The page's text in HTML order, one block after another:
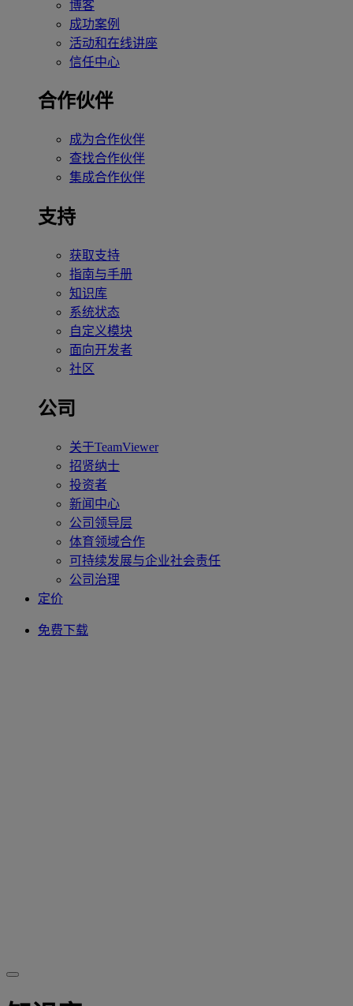
博客
成功案例
活动和在线讲座
信任中心
合作伙伴
成为合作伙伴
查找合作伙伴
集成合作伙伴
支持
获取支持
指南与手册
知识库
系统状态
自定义模块
面向开发者
社区
公司
关于TeamViewer
招贤纳士
投资者
新闻中心
公司领导层
体育领域合作
可持续发展与企业社会责任
公司治理
定价
免费下载